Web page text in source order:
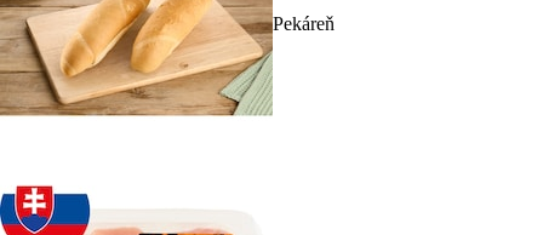
Pekáreň